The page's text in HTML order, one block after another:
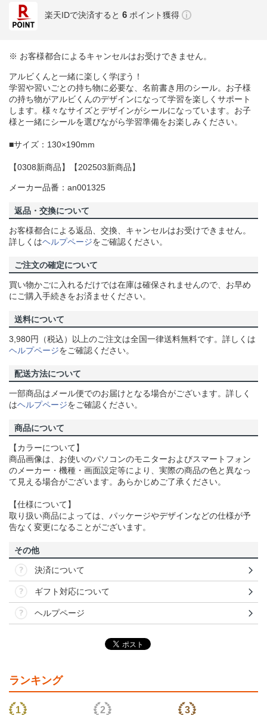
楽天IDで決済すると 6 ポイント獲得
※ お客様都合によるキャンセルはお受けできません。
アルビくんと一緒に楽しく学ぼう！
学習や習いごとの持ち物に必要な、名前書き用のシール。お子様
の持ち物がアルビくんのデザインになって学習を楽しくサポート
します。様々なサイズとデザインがシールになっています。お子
様と一緒にシールを選びながら学習準備をお楽しみください。
■サイズ：130×190mm
【0308新商品】【202503新商品】
メーカー品番：an001325
返品・交換について
お客様都合による返品、交換、キャンセルはお受けできません。
詳しくはヘルプページをご確認ください。
ご注文の確定について
買い物かごに入れるだけでは在庫は確保されませんので、お早め
にご購入手続きをお済ませください。
送料について
3,980円（税込）以上のご注文は全国一律送料無料です。詳しくは
ヘルプページをご確認ください。
配送方法について
一部商品はメール便でのお届けとなる場合がございます。詳しく
はヘルプページをご確認ください。
商品について
【カラーについて】
商品画像は、お使いのパソコンのモニターおよびスマートフォン
のメーカー・機種・画面設定等により、実際の商品の色と異なっ
て見える場合がございます。あらかじめご了承ください。
【仕様について】
取り扱い商品によっては、パッケージやデザインなどの仕様が予
告なく変更になることがございます。
その他
決済について
ギフト対応について
ヘルプページ
ランキング